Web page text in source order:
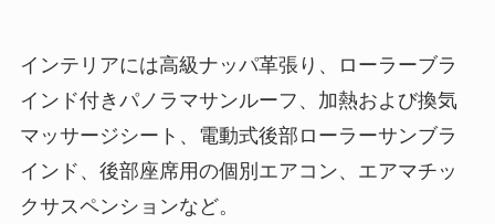
インテリアには高級ナッパ革張り、ローラーブラ
インド付きパノラマサンルーフ、加熱および換気
マッサージシート、電動式後部ローラーサンブラ
インド、後部座席用の個別エアコン、エアマチッ
クサスペンションなど。